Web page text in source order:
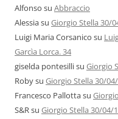
Alfonso su Abbraccio
Alessiasu Giorgio Stella 30/
Luigi Maria Corsanico su
Garcìa Lorca. 34
giselda pontesillisu Giorgio
Robysu Giorgio Stella 30/
Francesco Pallottasu
S&Rsu Giorgio Stella 30/04/